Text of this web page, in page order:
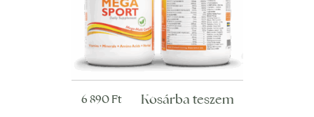
6 890Ft Kosárba teszem